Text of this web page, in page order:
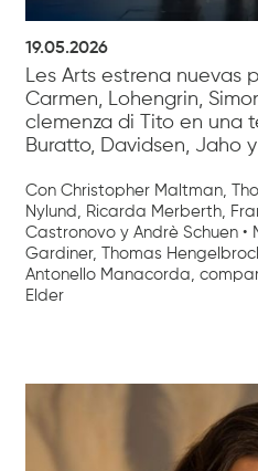
19.05.2026
Les Arts estrena nuevas
Carmen, Lohengrin,
clemenza di Tito en una
Buratto, Davidsen, Jaho
Con Christopher Maltman,
Nylund, Ricarda Merberth,
Castronovo y Andrè Schuen •
Gardiner, Thomas
Antonello Manacorda,
Elder